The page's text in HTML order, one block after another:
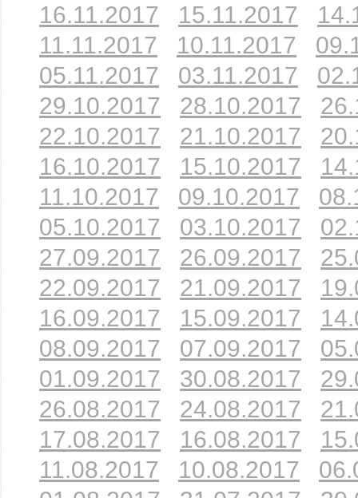
16.11.2017
15.11.2017
11.11.2017
10.11.2017
05.11.2017
03.11.2017
29.10.2017
28.10.2017
22.10.2017
21.10.2017
16.10.2017
15.10.2017
11.10.2017
09.10.2017
05.10.2017
03.10.2017
27.09.2017
26.09.2017
22.09.2017
21.09.2017
16.09.2017
15.09.2017
08.09.2017
07.09.2017
01.09.2017
30.08.2017
26.08.2017
24.08.2017
17.08.2017
16.08.2017
11.08.2017
10.08.2017